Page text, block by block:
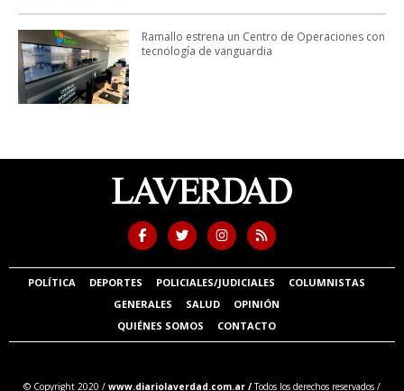
Ramallo estrena un Centro de Operaciones con
tecnología de vanguardia
POLÍTICA DEPORTES POLICIALES/JUDICIALES
COLUMNISTAS
GENERALES
SALUD
OPINIÓN
QUIÉNES SOMOS
CONTACTO
© Copyright 2020 / www.diariolaverdad.com.ar /Todos los derechos reservados /